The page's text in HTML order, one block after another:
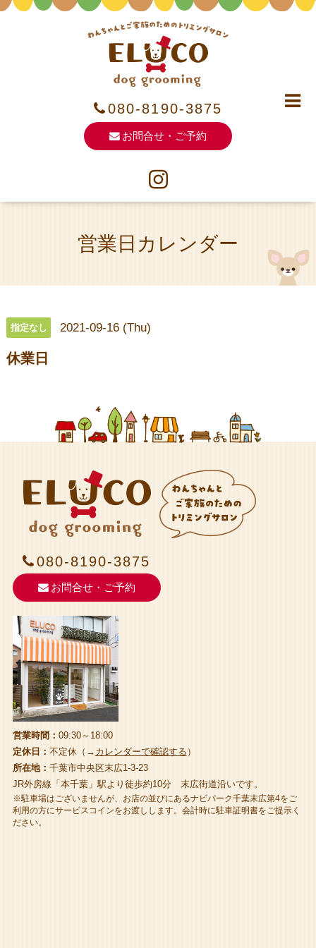
080-8190-3875
お問合せ・ご予約
営業日カレンダー
指定なし 2021-09-16 (Thu)
休業日
080-8190-3875
お問合せ・ご予約
営業時間： 09:30～18:00
定休日： 不定休（→ カレンダーで確認する ）
所在地： 千葉市中央区末広1-3-23
JR外房線「本千葉」駅より徒歩約10分 末広街道沿いです。
※駐車場はございませんが、お店の並びにあるナビパーク千葉末広第4をご
利用の方にサービスコインをお渡しします。会計時に駐車証明書をご提示く
ださい。